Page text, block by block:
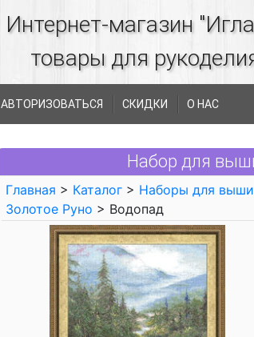
Интернет-магазин
товары для
АВТОРИЗОВАТЬСЯ СКИДКИ О НАС
Набор для
Главная > Каталог > Наборы для
Золотое Руно > Водопад